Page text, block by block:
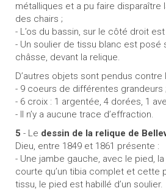
métalliques et a pu faire disparaître
des chairs ;
- L’os du bassin, sur le côté droit
- Un soulier de tissu blanc est posé
châsse, devant la relique.
D’autres objets sont pendus
- 9 coeurs de différentes grandeurs ;
- 6 croix : 1 argentée, 4 dorées, 1
- Il n’y a aucune trace d’effraction.
5 - Le dessin de la relique de
Dieu, entre 1849 et 1861 présente :
- Une jambe gauche, avec le pied,
courte qu’un tibia complet et cette
tissu, le pied est habillé d’un soulier.